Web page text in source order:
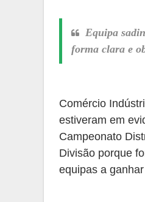
Equipa
forma clara e
Comércio I
estiveram em
Campeonato D
Divisão porque
equipas a ganhar